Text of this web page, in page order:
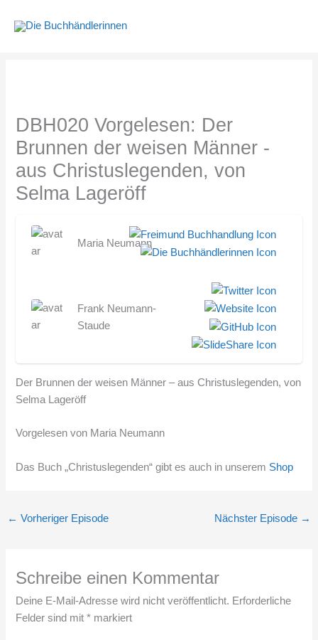
Inhalt
DBH020 Vorgelesen: Der
Brunnen der weisen Männer -
aus Christuslegenden, von
Selma Lageröff
Maria Neumann
Frank Neumann-
Staude
Der Brunnen der weisen Männer – aus Christuslegenden, von
Selma Lageröff
Vorgelesen von Maria Neumann
Das Buch „Christuslegenden“ gibt es auch in unserem Shop
← Vorheriger Episode Nächster Episode →
Schreibe einen Kommentar
Deine E-Mail-Adresse wird nicht veröffentlicht. Erforderliche
Felder sind mit* markiert